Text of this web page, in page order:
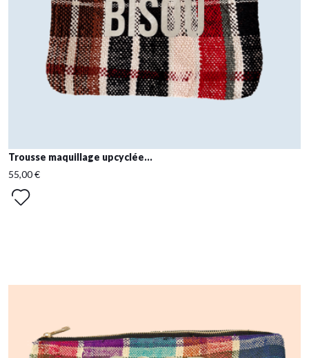
Trousse maquillage upcyclée...
55,00 €